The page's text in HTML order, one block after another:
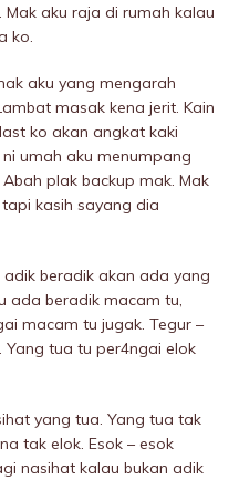
aku raja di rumah kalau
ko.
aku yang mengarah
masak kena jerit. Kain
ko akan angkat kaki
umah aku menumpang
plak backup mak. Mak
kasih sayang dia
beradik akan ada yang
ada beradik macam tu,
macam tu jugak. Tegur –
tua tu per4ngai elok
yang tua. Yang tua tak
tak elok. Esok – esok
nasihat kalau bukan adik